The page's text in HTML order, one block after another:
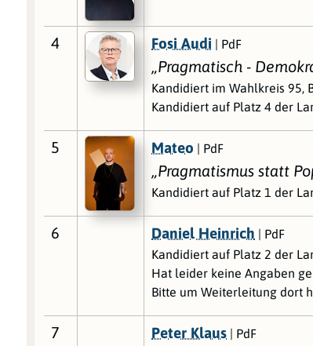
4 Fosi Audi | PdF
„Pragmatisch -
Kandidiert im Wahlkreis 95,
Kandidiert auf Platz 4 der
5 Mateo | PdF
„Pragmatismus statt
Kandidiert auf Platz 1 der
6 Daniel Heinrich | PdF
Kandidiert auf Platz 2 der
Hat leider keine Angaben
Bitte um Weiterleitung dort
7 Peter Klaus | PdF